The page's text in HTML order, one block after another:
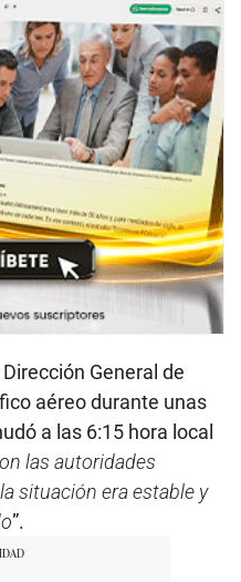
General de
aéreo durante unas
a las 6:15 hora local
las autoridades
situación era estable y
”.